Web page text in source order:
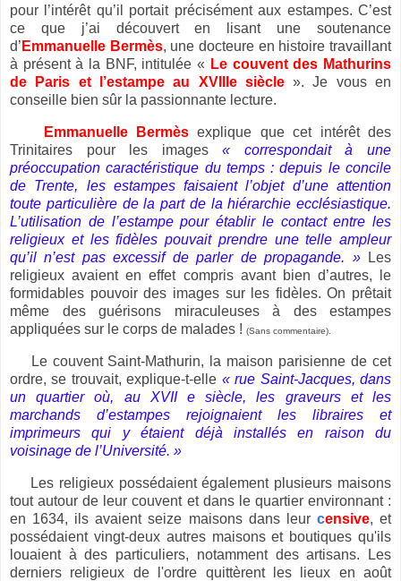
pour l’intérêt qu’il portait précisément aux estampes. C’est
ce que j’ai découvert en lisant une soutenance
d’ Emmanuelle Bermès, une docteure en histoire travaillant
à présent à la BNF, intitulée « Le couvent des Mathurins
de Paris et l’estampe au XVIIIe siècle». Je vous en
conseille bien sûr la passionnante lecture.
Emmanuelle Bermès explique que cet intérêt des
Trinitaires pour les images« correspondait à une
préoccupation caractéristique du temps : depuis le concile
de Trente, les estampes faisaient l’objet d’une attention
toute particulière de la part de la hiérarchie ecclésiastique.
L’utilisation de l’estampe pour établir le contact entre les
religieux et les fidèles pouvait prendre une telle ampleur
qu’il n’est pas excessif de parler de propagande. »Les
religieux avaient en effet compris avant bien d’autres, le
formidables pouvoir des images sur les fidèles. On prêtait
même des guérisons miraculeuses à des estampes
appliquées sur le corps de malades ! (Sans commentaire).
Le couvent Saint-Mathurin, la maison parisienne de cet
ordre, se trouvait, explique-t-elle « rue Saint-Jacques, dans
un quartier où, au XVII e siècle, les graveurs et les
marchands d’estampes rejoignaient les libraires et
imprimeurs qui y étaient déjà installés en raison du
voisinage de l’Université. »
Les religieux possédaient également plusieurs maisons
tout autour de leur couvent et dans le quartier environnant :
en 1634, ils avaient seize maisons dans leur censive, et
possédaient vingt-deux autres maisons et boutiques qu'ils
louaient à des particuliers, notamment des artisans. Les
derniers religieux de l'ordre quittèrent les lieux en août